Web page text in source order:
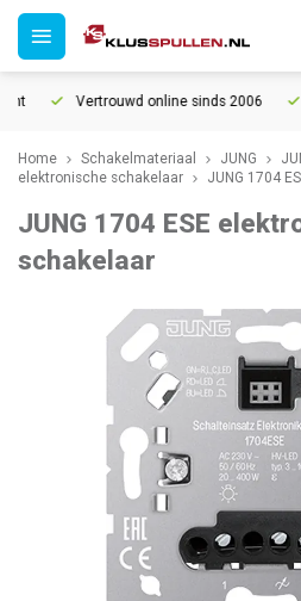
Vertrouwd online sinds 2006
Home Schakelmateriaal JUNG
elektronische schakelaar
JUNG 1704
JUNG 1704 ESE
schakelaar